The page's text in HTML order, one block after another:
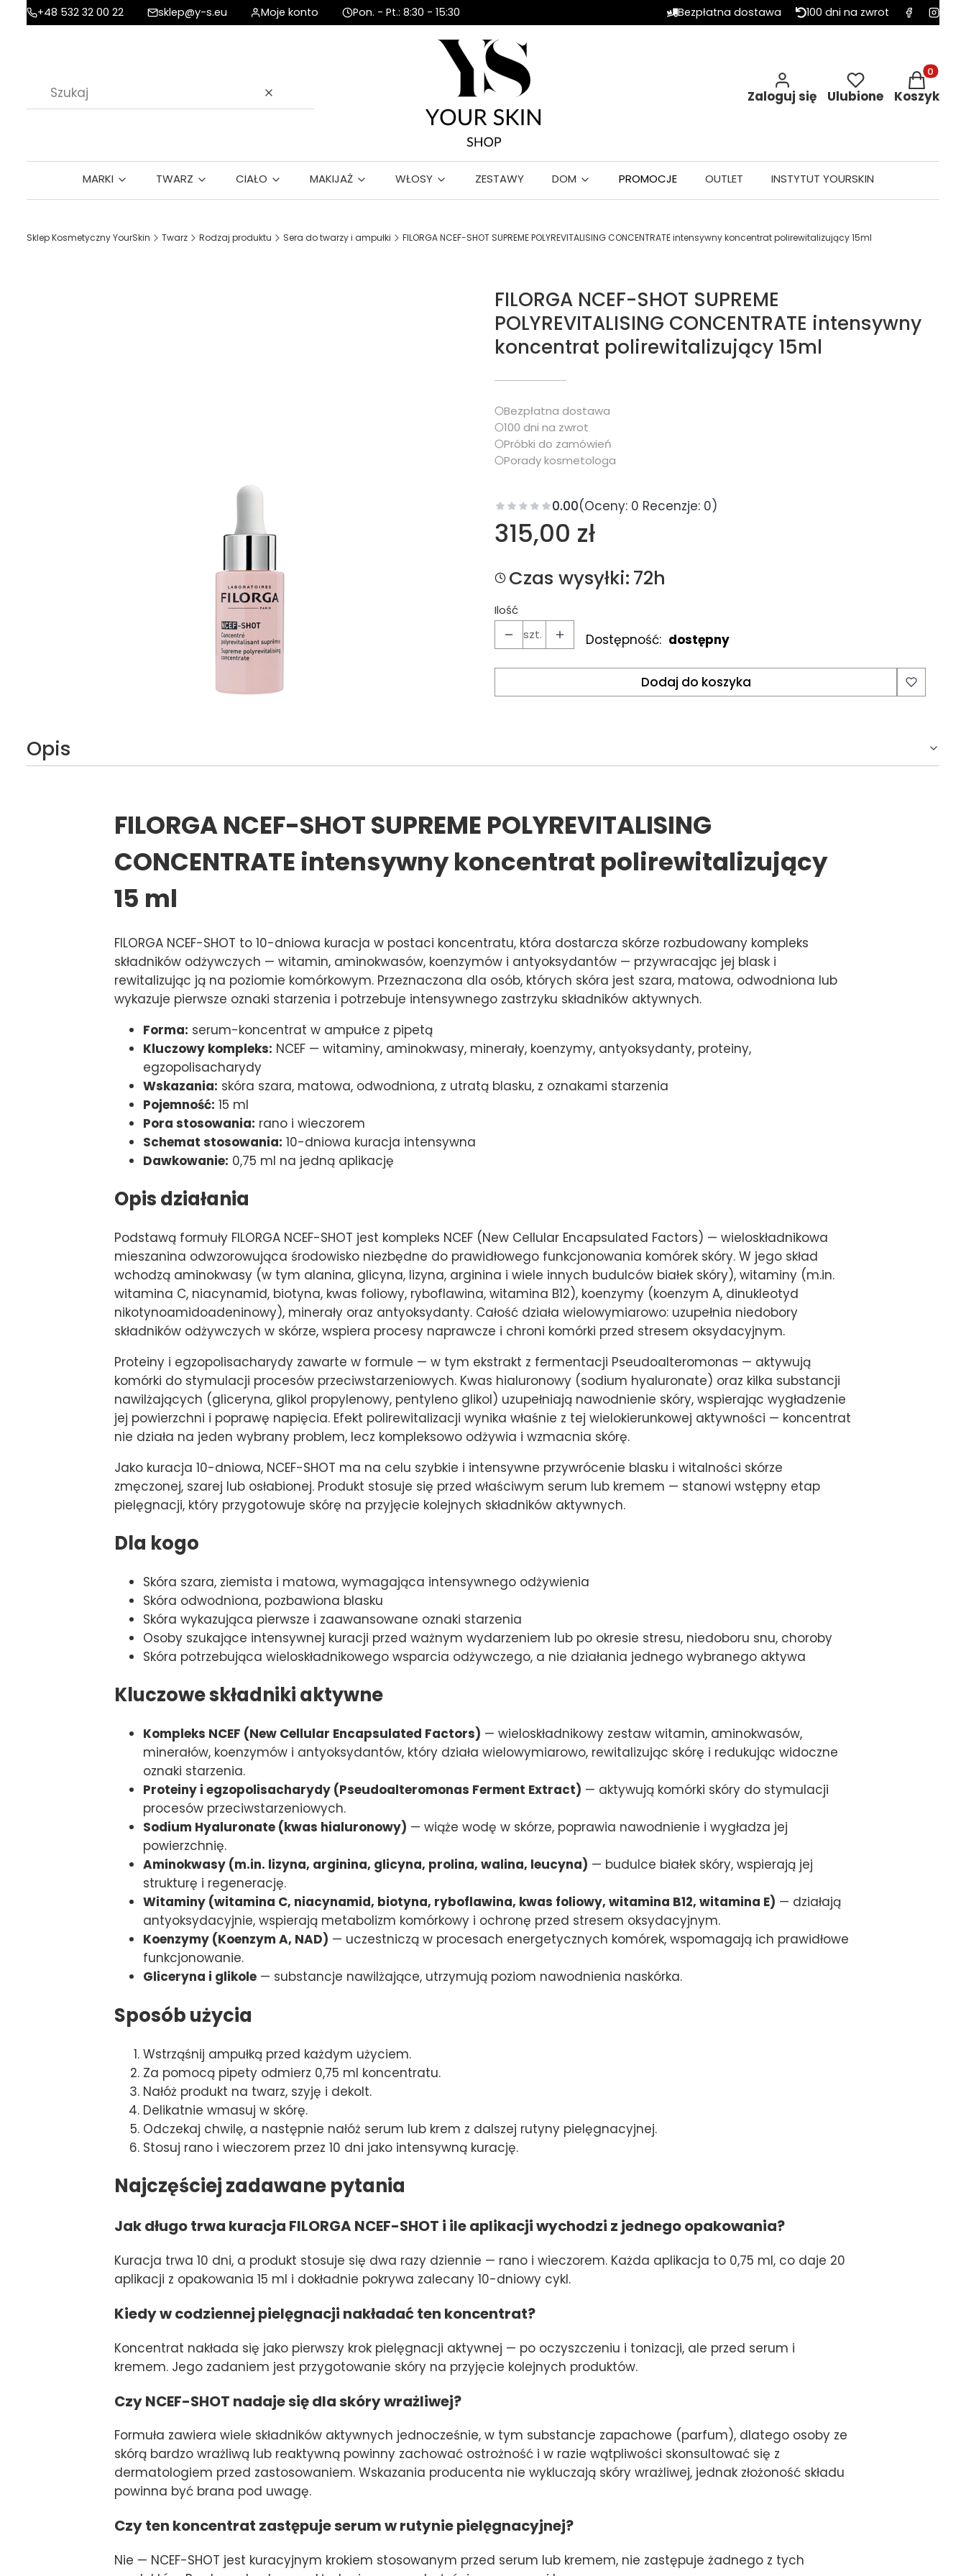
+48 532 32 00 22 sklep@y-s.eu Moje konto Pon. - Pt.: 8:30 - 15:30 Bezpłatna dostawa 100 dni na zwrot
Wyczyść Zaloguj się Ulubione
Produkty
Koszyk
MARKI TWARZ CIAŁO MAKIJAŻ WŁOSY ZESTAWY DOM PROMOCJE OUTLET INSTYTUT YOURSKIN
Sklep Kosmetyczny YourSkin Twarz Rodzaj produktu Sera do twarzy i ampułki FILORGA NCEF-SHOT SUPREME POLYREVITALISING CONCENTRATE intensywny koncentrat polirewitalizujący 15ml
FILORGA NCEF-SHOT SUPREME
POLYREVITALISING CONCENTRATE intensywny
koncentrat polirewitalizujący 15ml
Bezpłatna dostawa
100 dni na zwrot
Próbki do zamówień
Porady kosmetologa
0.00(Oceny: 0 Recenzje: 0)
Cena
315,00 zł
Czas wysyłki:72h
Ilość
szt.
Dostępność: dostępny
Dodaj do koszyka
Opis
FILORGA NCEF-SHOT SUPREME POLYREVITALISING
CONCENTRATE intensywny koncentrat polirewitalizujący
15 ml
FILORGA NCEF-SHOT to 10-dniowa kuracja w postaci koncentratu, która dostarcza skórze rozbudowany kompleks
składników odżywczych — witamin, aminokwasów, koenzymów i antyoksydantów — przywracając jej blask i
rewitalizując ją na poziomie komórkowym. Przeznaczona dla osób, których skóra jest szara, matowa, odwodniona lub
wykazuje pierwsze oznaki starzenia i potrzebuje intensywnego zastrzyku składników aktywnych.
Forma: serum-koncentrat w ampułce z pipetą
Kluczowy kompleks: NCEF — witaminy, aminokwasy, minerały, koenzymy, antyoksydanty, proteiny,
egzopolisacharydy
Wskazania: skóra szara, matowa, odwodniona, z utratą blasku, z oznakami starzenia
Pojemność: 15 ml
Pora stosowania: rano i wieczorem
Schemat stosowania: 10-dniowa kuracja intensywna
Dawkowanie: 0,75 ml na jedną aplikację
Opis działania
Podstawą formuły FILORGA NCEF-SHOT jest kompleks NCEF (New Cellular Encapsulated Factors) — wieloskładnikowa
mieszanina odwzorowująca środowisko niezbędne do prawidłowego funkcjonowania komórek skóry. W jego skład
wchodzą aminokwasy (w tym alanina, glicyna, lizyna, arginina i wiele innych budulców białek skóry), witaminy (m.in.
witamina C, niacynamid, biotyna, kwas foliowy, ryboflawina, witamina B12), koenzymy (koenzym A, dinukleotyd
nikotynoamidoadeninowy), minerały oraz antyoksydanty. Całość działa wielowymiarowo: uzupełnia niedobory
składników odżywczych w skórze, wspiera procesy naprawcze i chroni komórki przed stresem oksydacyjnym.
Proteiny i egzopolisacharydy zawarte w formule — w tym ekstrakt z fermentacji Pseudoalteromonas — aktywują
komórki do stymulacji procesów przeciwstarzeniowych. Kwas hialuronowy (sodium hyaluronate) oraz kilka substancji
nawilżających (gliceryna, glikol propylenowy, pentyleno glikol) uzupełniają nawodnienie skóry, wspierając wygładzenie
jej powierzchni i poprawę napięcia. Efekt polirewitalizacji wynika właśnie z tej wielokierunkowej aktywności — koncentrat
nie działa na jeden wybrany problem, lecz kompleksowo odżywia i wzmacnia skórę.
Jako kuracja 10-dniowa, NCEF-SHOT ma na celu szybkie i intensywne przywrócenie blasku i witalności skórze
zmęczonej, szarej lub osłabionej. Produkt stosuje się przed właściwym serum lub kremem — stanowi wstępny etap
pielęgnacji, który przygotowuje skórę na przyjęcie kolejnych składników aktywnych.
Dla kogo
Skóra szara, ziemista i matowa, wymagająca intensywnego odżywienia
Skóra odwodniona, pozbawiona blasku
Skóra wykazująca pierwsze i zaawansowane oznaki starzenia
Osoby szukające intensywnej kuracji przed ważnym wydarzeniem lub po okresie stresu, niedoboru snu, choroby
Skóra potrzebująca wieloskładnikowego wsparcia odżywczego, a nie działania jednego wybranego aktywa
Kluczowe składniki aktywne
Kompleks NCEF (New Cellular Encapsulated Factors) — wieloskładnikowy zestaw witamin, aminokwasów,
minerałów, koenzymów i antyoksydantów, który działa wielowymiarowo, rewitalizując skórę i redukując widoczne
oznaki starzenia.
Proteiny i egzopolisacharydy (Pseudoalteromonas Ferment Extract) — aktywują komórki skóry do stymulacji
procesów przeciwstarzeniowych.
Sodium Hyaluronate (kwas hialuronowy) — wiąże wodę w skórze, poprawia nawodnienie i wygładza jej
powierzchnię.
Aminokwasy (m.in. lizyna, arginina, glicyna, prolina, walina, leucyna) — budulce białek skóry, wspierają jej
strukturę i regenerację.
Witaminy (witamina C, niacynamid, biotyna, ryboflawina, kwas foliowy, witamina B12, witamina E) — działają
antyoksydacyjnie, wspierają metabolizm komórkowy i ochronę przed stresem oksydacyjnym.
Koenzymy (Koenzym A, NAD) — uczestniczą w procesach energetycznych komórek, wspomagają ich prawidłowe
funkcjonowanie.
Gliceryna i glikole— substancje nawilżające, utrzymują poziom nawodnienia naskórka.
Sposób użycia
Wstrząśnij ampułką przed każdym użyciem.
Za pomocą pipety odmierz 0,75 ml koncentratu.
Nałóż produkt na twarz, szyję i dekolt.
Delikatnie wmasuj w skórę.
Odczekaj chwilę, a następnie nałóż serum lub krem z dalszej rutyny pielęgnacyjnej.
Stosuj rano i wieczorem przez 10 dni jako intensywną kurację.
Najczęściej zadawane pytania
Jak długo trwa kuracja FILORGA NCEF-SHOT i ile aplikacji wychodzi z jednego opakowania?
Kuracja trwa 10 dni, a produkt stosuje się dwa razy dziennie — rano i wieczorem. Każda aplikacja to 0,75 ml, co daje 20
aplikacji z opakowania 15 ml i dokładnie pokrywa zalecany 10-dniowy cykl.
Kiedy w codziennej pielęgnacji nakładać ten koncentrat?
Koncentrat nakłada się jako pierwszy krok pielęgnacji aktywnej — po oczyszczeniu i tonizacji, ale przed serum i
kremem. Jego zadaniem jest przygotowanie skóry na przyjęcie kolejnych produktów.
Czy NCEF-SHOT nadaje się dla skóry wrażliwej?
Formuła zawiera wiele składników aktywnych jednocześnie, w tym substancje zapachowe (parfum), dlatego osoby ze
skórą bardzo wrażliwą lub reaktywną powinny zachować ostrożność i w razie wątpliwości skonsultować się z
dermatologiem przed zastosowaniem. Wskazania producenta nie wykluczają skóry wrażliwej, jednak złożoność składu
powinna być brana pod uwagę.
Czy ten koncentrat zastępuje serum w rutynie pielęgnacyjnej?
Nie — NCEF-SHOT jest kuracyjnym krokiem stosowanym przed serum lub kremem, nie zastępuje żadnego z tych